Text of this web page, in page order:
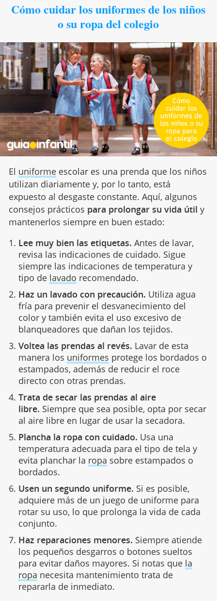
Cómo cuidar los uniformes de los niños
o su ropa del colegio
El uniformeescolar es una prenda que los niños
utilizan diariamente y, por lo tanto, está
expuesto al desgaste constante. Aquí, algunos
consejos prácticos para prolongar su vida útil y
mantenerlos siempre en buen estado:
Lee muy bien las etiquetas. Antes de lavar,
revisa las indicaciones de cuidado. Sigue
siempre las indicaciones de temperatura y
tipo de lavado recomendado.
Haz un lavado con precaución. Utiliza agua
fría para prevenir el desvanecimiento del
color y también evita el uso excesivo de
blanqueadores que dañan los tejidos.
Voltea las prendas al revés. Lavar de esta
manera los uniformes protege los bordados o
estampados, además de reducir el roce
directo con otras prendas.
Trata de secar las prendas al aire
libre. Siempre que sea posible, opta por secar
al aire libre en lugar de usar la secadora.
Plancha la ropa con cuidado. Usa una
temperatura adecuada para el tipo de tela y
evita planchar la ropa sobre estampados o
bordados.
Usen un segundo uniforme. Si es posible,
adquiere más de un juego de uniforme para
rotar su uso, lo que prolonga la vida de cada
conjunto.
Haz reparaciones menores. Siempre atiende
los pequeños desgarros o botones sueltos
para evitar daños mayores. Si notas que la
ropa necesita mantenimiento trata de
repararla de inmediato.